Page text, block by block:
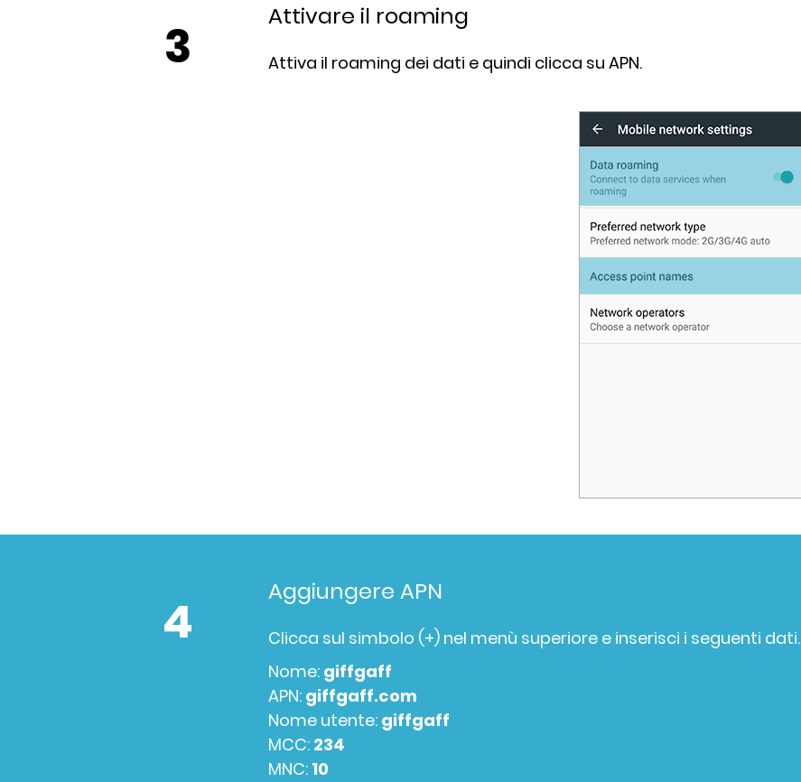
3 Attivare il roaming
Attiva il roaming dei dati e quindi clicca su APN.
4 Aggiungere APN
Clicca sul simbolo (+) nel menù superiore e inserisci i seguenti dati.
Nome: giffgaff
APN: giffgaff.com
Nome utente: giffgaff
MCC: 234
MNC: 10